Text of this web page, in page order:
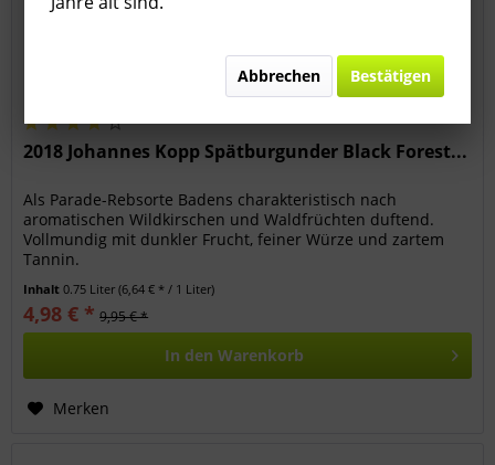
2018 Johannes Kopp Spätburgunder Black Forest...
Als Parade-Rebsorte Badens charakteristisch nach
aromatischen Wildkirschen und Waldfrüchten duftend.
Vollmundig mit dunkler Frucht, feiner Würze und zartem
Tannin.
Inhalt0.75 Liter(6,64 € * / 1 Liter)
4,98 € * 9,95 € *
In den Warenkorb
Merken
Abbrechen Bestätigen